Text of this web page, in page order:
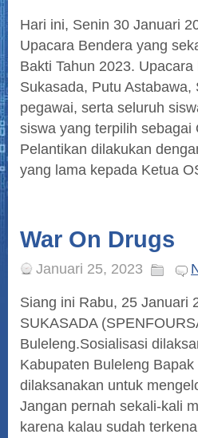
Hari ini, Senin 30 Januari
Upacara Bendera yang
Bakti Tahun 2023.
Sukasada, Putu
pegawai, serta seluruh
siswa yang terpilih
Pelantikan dilakukan
yang lama kepada Ketua
War On Drugs
Januari 25, 2023
Siang ini Rabu, 25 Januari
SUKASADA
Buleleng.Sosialisasi
Kabupaten Buleleng
dilaksanakan untuk
Jangan pernah sekali-kali
karena kalau sudah